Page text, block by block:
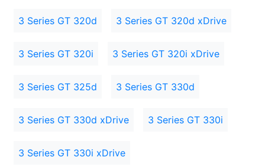
3 Series GT 320d 3 Series GT 320d xDrive
3 Series GT 320i 3 Series GT 320i xDrive
3 Series GT 325d 3 Series GT 330d
3 Series GT 330d xDrive 3 Series GT 330i
3 Series GT 330i xDrive